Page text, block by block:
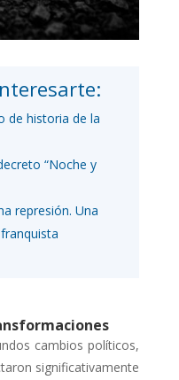
de historia de la
“Noche y
represión. Una
cambios políticos,
significativamente